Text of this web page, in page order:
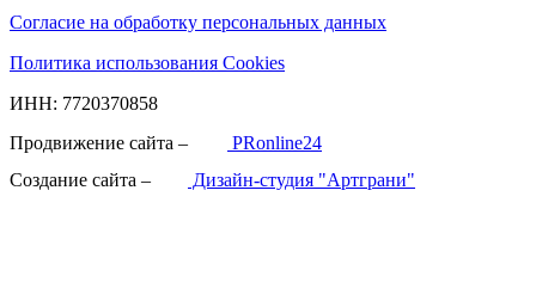
Согласие на обработку персональных данных
Политика использования Cookies
ИНН: 7720370858
Продвижение сайта –
PRonline24
Создание сайта –
Дизайн-студия "Артграни"